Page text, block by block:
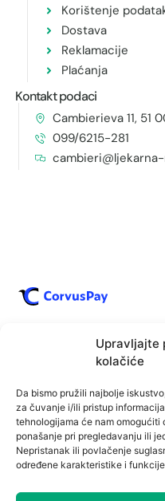
Upravljajte
kolačiće
Da bismo pružili najbolje
za čuvanje i/ili pristup
tehnologijama će nam omogućiti
ponašanje pri pregledavanju ili
Nepristanak ili povlačenje
određene karakteristike i
Korištenje
Dostava
Reklamacije
Plaćanja
Kontakt podaci
Cambierieva 11, 51
099/6215-281